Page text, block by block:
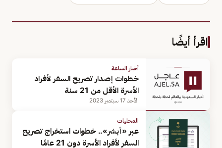
اقرأ أيضًا
أخبار الساعة
خطوات إصدار تصريح السفر لأفراد
الأسرة الأقل من 21 سنة
الأحد 17 سبتمبر 2023
المحليات
عبر «أبشر».. خطوات استخراج تصريح
السفر لأفراد الأسرة دون 21 عامًا